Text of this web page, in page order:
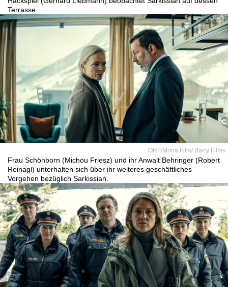
Terrasse.
ORF/Mona Film/ Barry Films
Frau Schönborn (Michou Friesz) und ihr Anwalt Behringer (Robert
Reinagl) unterhalten sich über ihr weiteres geschäftliches
Vorgehen bezüglich Sarkissian.